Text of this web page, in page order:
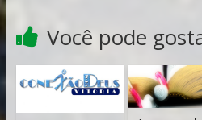
Você pode